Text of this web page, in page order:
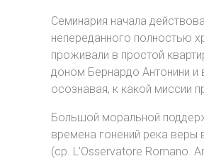
Семинария начала
непереданного полностью
проживали в простой
доном Бернардо Антонини
осознавая, к какой миссии
Большой моральной
времена гонений река
(ср. L’Osservatore Romano.